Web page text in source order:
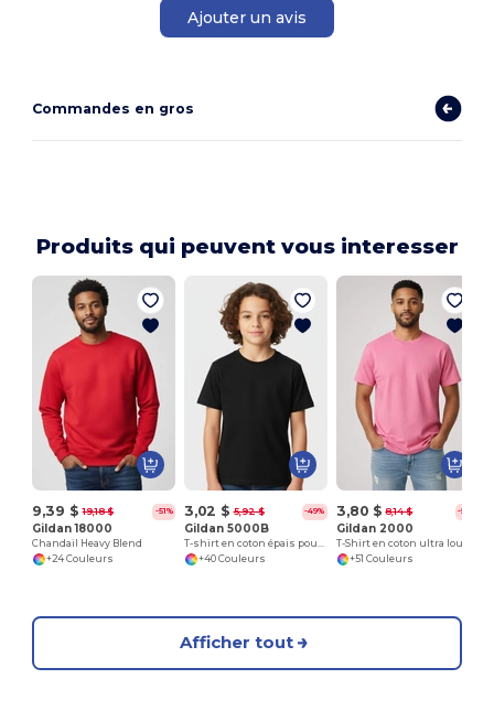
Ajouter un avis
Commandes en gros
Produits qui peuvent vous interesser
9,39 $ 19,18 $ -51%
Gildan 18000
Chandail Heavy Blend
+24 Couleurs
3,02 $ 5,92 $ -49%
Gildan 5000B
+40 Couleurs
3,80 $ 8,14 $ -53%
Gildan 2000
+51 Couleurs
Afficher tout